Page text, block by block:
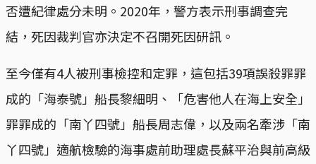
否遭紀律處分未明。2020年，警方表示刑事調查完
結，死因裁判官亦決定不召開死因研訊。
至今僅有4人被刑事檢控和定罪，這包括39項誤殺罪罪
成的「海泰號」船長黎細明、「危害他人在海上安全」
罪罪成的「南丫四號」船長周志偉，以及兩名牽涉「南
丫四號」適航檢驗的海事處前助理處長蘇平治與前高級